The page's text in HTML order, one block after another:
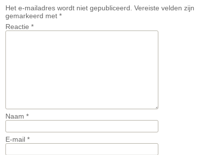
Het e-mailadres wordt niet gepubliceerd. Vereiste velden zijn
gemarkeerd met *
Reactie *
Naam *
E-mail *